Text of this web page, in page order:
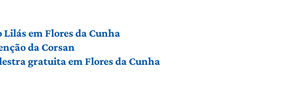
em Flores da Cunha
da Corsan
gratuita em Flores da Cunha